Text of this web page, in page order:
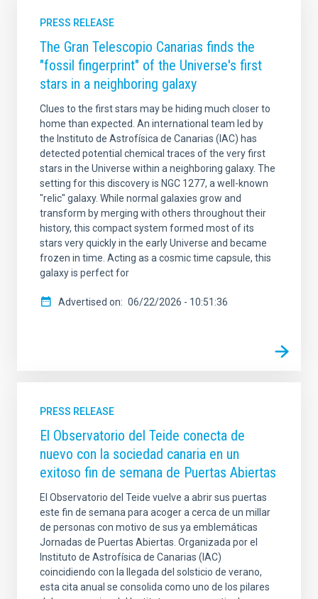
PRESS RELEASE
The Gran Telescopio Canarias finds the
"fossil fingerprint" of the Universe's first
stars in a neighboring galaxy
Clues to the first stars may be hiding much closer to
home than expected. An international team led by
the Instituto de Astrofísica de Canarias (IAC) has
detected potential chemical traces of the very first
stars in the Universe within a neighboring galaxy. The
setting for this discovery is NGC 1277, a well-known
"relic" galaxy. While normal galaxies grow and
transform by merging with others throughout their
history, this compact system formed most of its
stars very quickly in the early Universe and became
frozen in time. Acting as a cosmic time capsule, this
galaxy is perfect for
Advertised on 06/22/2026 - 10:51:36
PRESS RELEASE
El Observatorio del Teide conecta de
nuevo con la sociedad canaria en un
exitoso fin de semana de Puertas Abiertas
El Observatorio del Teide vuelve a abrir sus puertas
este fin de semana para acoger a cerca de un millar
de personas con motivo de sus ya emblemáticas
Jornadas de Puertas Abiertas. Organizada por el
Instituto de Astrofísica de Canarias (IAC)
coincidiendo con la llegada del solsticio de verano,
esta cita anual se consolida como uno de los pilares